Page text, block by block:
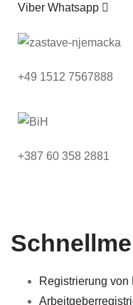
Viber Whatsapp
+49 1512 7567888
+387 60 358 2881
Registrierung von